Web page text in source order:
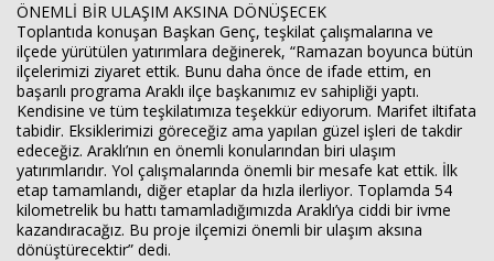
ÖNEMLİ BİR ULAŞIM AKSINA DÖNÜŞECEK
Toplantıda konuşan Başkan Genç, teşkilat çalışmalarına ve
ilçede yürütülen yatırımlara değinerek, “Ramazan boyunca bütün
ilçelerimizi ziyaret ettik. Bunu daha önce de ifade ettim, en
başarılı programa Araklı ilçe başkanımız ev sahipliği yaptı.
Kendisine ve tüm teşkilatımıza teşekkür ediyorum. Marifet iltifata
tabidir. Eksiklerimizi göreceğiz ama yapılan güzel işleri de takdir
edeceğiz. Araklı’nın en önemli konularından biri ulaşım
yatırımlarıdır. Yol çalışmalarında önemli bir mesafe kat ettik. İlk
etap tamamlandı, diğer etaplar da hızla ilerliyor. Toplamda 54
kilometrelik bu hattı tamamladığımızda Araklı’ya ciddi bir ivme
kazandıracağız. Bu proje ilçemizi önemli bir ulaşım aksına
dönüştürecektir” dedi.